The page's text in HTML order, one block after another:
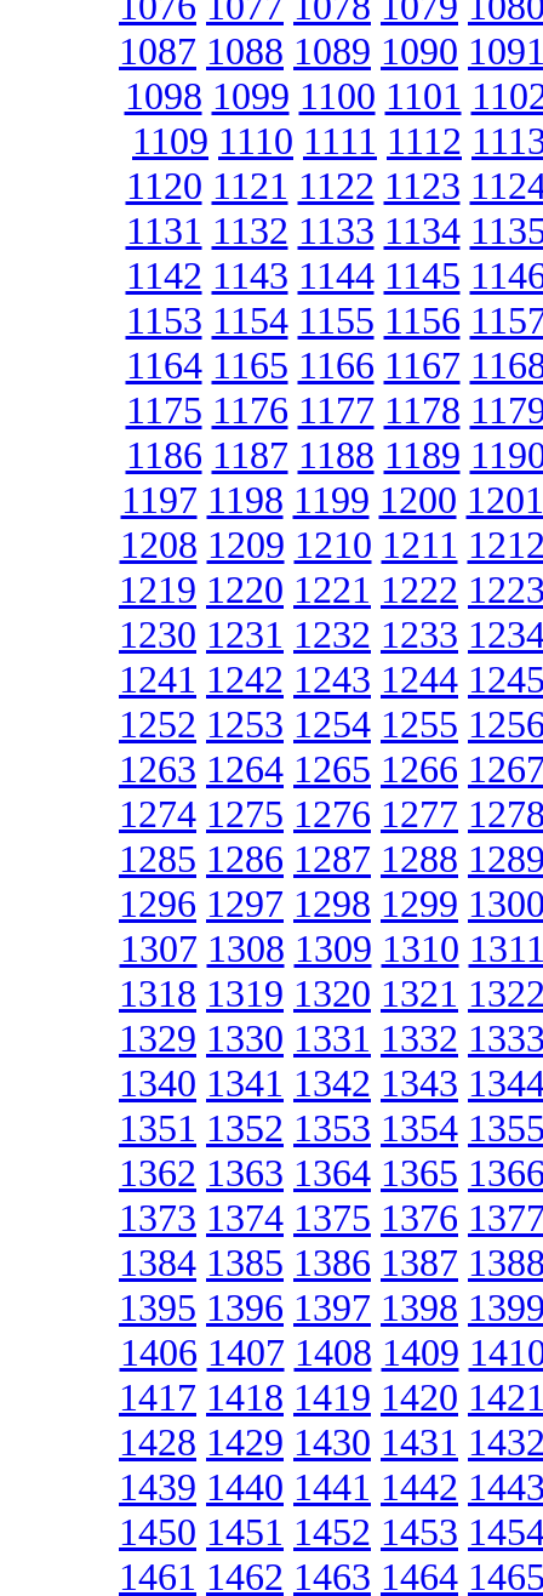
1087 1088 1089 1090
1098 1099 1100 1101
1109 1110 1111 1112
1120 1121 1122 1123
1131 1132 1133 1134
1142 1143 1144 1145
1153 1154 1155 1156
1164 1165 1166 1167
1175 1176 1177 1178
1186 1187 1188 1189
1197 1198 1199 1200 1201
1208 1209 1210 1211
1219 1220 1221 1222
1230 1231 1232 1233
1241 1242 1243 1244
1252 1253 1254 1255
1263 1264 1265 1266
1274 1275 1276 1277
1285 1286 1287 1288
1296 1297 1298 1299
1307 1308 1309 1310
1318 1319 1320 1321
1329 1330 1331 1332
1340 1341 1342 1343
1351 1352 1353 1354
1362 1363 1364 1365
1373 1374 1375 1376
1384 1385 1386 1387
1395 1396 1397 1398
1406 1407 1408 1409
1417 1418 1419 1420
1428 1429 1430 1431
1439 1440 1441 1442
1450 1451 1452 1453
1461 1462 1463 1464